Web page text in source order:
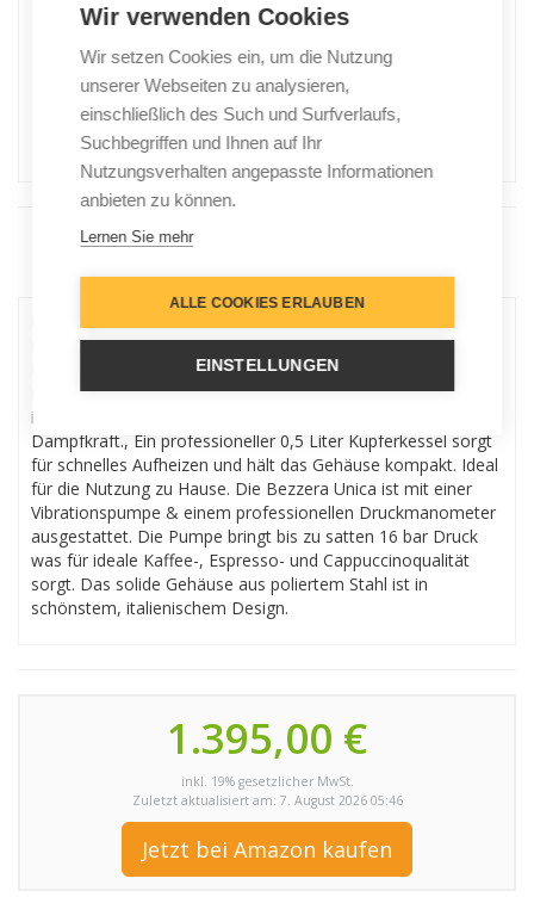
Menu
Modell von Bezzerra mit E61 Brühkopf. Ein großartiges
Kompaktmodell mit klassisch italienischem Design. Bei der
Bezzera Unica ist bereits eine PID-Temperaturfunktion
integriert. Diese steuert die Brühtemperatur und
Dampfkraft., Ein professioneller 0,5 Liter Kupferkessel sorgt
für schnelles Aufheizen und hält das Gehäuse kompakt. Ideal
für die Nutzung zu Hause. Die Bezzera Unica ist mit einer
Vibrationspumpe & einem professionellen Druckmanometer
ausgestattet. Die Pumpe bringt bis zu satten 16 bar Druck
was für ideale Kaffee-, Espresso- und Cappuccinoqualität
sorgt. Das solide Gehäuse aus poliertem Stahl ist in
schönstem, italienischem Design.
1.395,00 €
inkl. 19% gesetzlicher MwSt.
Zuletzt aktualisiert am: 7. August 2026 05:46
Jetzt bei Amazon kaufen
Wir verwenden Cookies
Wir setzen Cookies ein, um die Nutzung
unserer Webseiten zu analysieren,
einschließlich des Such und Surfverlaufs,
Suchbegriffen und Ihnen auf Ihr
Nutzungsverhalten angepasste Informationen
anbieten zu können.
Lernen Sie mehr
ALLE COOKIES ERLAUBEN
EINSTELLUNGEN